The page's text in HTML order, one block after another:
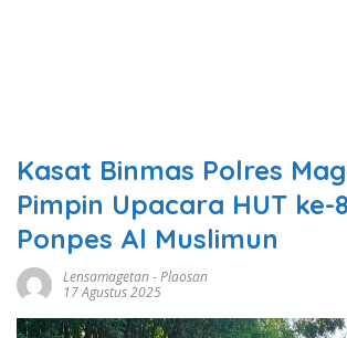
Kasat Binmas Polres
Pimpin Upacara HUT ke-
Ponpes Al Muslimun
Lensamagetan-Plaosan
17 Agustus 2025